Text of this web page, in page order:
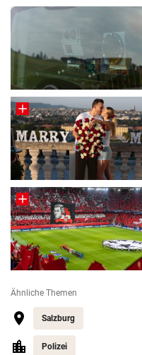
Ähnliche Themen
Salzburg
Polizei